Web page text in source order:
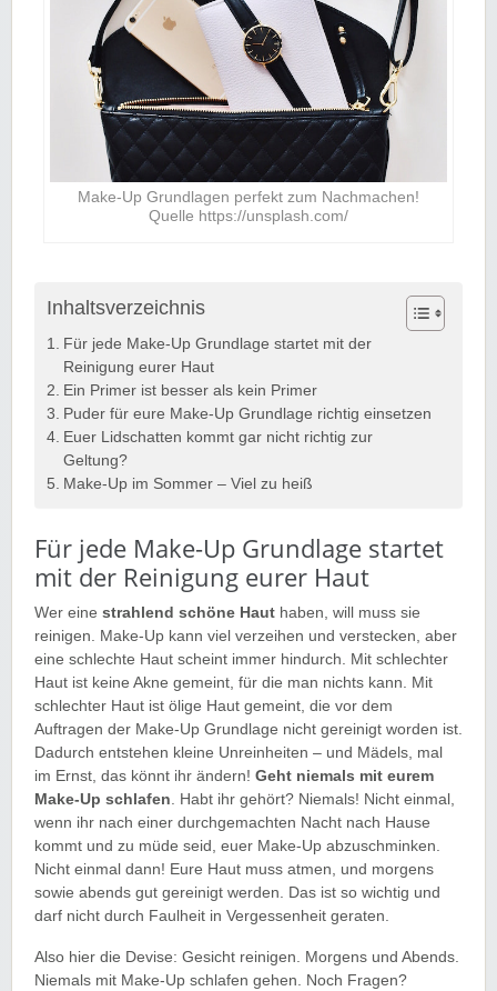
Make-Up Grundlagen perfekt zum Nachmachen!
Quelle https://unsplash.com/
Inhaltsverzeichnis
Für jede Make-Up Grundlage startet mit der
Reinigung eurer Haut
Ein Primer ist besser als kein Primer
Puder für eure Make-Up Grundlage richtig einsetzen
Euer Lidschatten kommt gar nicht richtig zur
Geltung?
Make-Up im Sommer – Viel zu heiß
Für jede Make-Up Grundlage startet
mit der Reinigung eurer Haut
Wer eine strahlend schöne Haut haben, will muss sie
reinigen. Make-Up kann viel verzeihen und verstecken, aber
eine schlechte Haut scheint immer hindurch. Mit schlechter
Haut ist keine Akne gemeint, für die man nichts kann. Mit
schlechter Haut ist ölige Haut gemeint, die vor dem
Auftragen der Make-Up Grundlage nicht gereinigt worden ist.
Dadurch entstehen kleine Unreinheiten – und Mädels, mal
im Ernst, das könnt ihr ändern! Geht niemals mit eurem
Make-Up schlafen. Habt ihr gehört? Niemals! Nicht einmal,
wenn ihr nach einer durchgemachten Nacht nach Hause
kommt und zu müde seid, euer Make-Up abzuschminken.
Nicht einmal dann! Eure Haut muss atmen, und morgens
sowie abends gut gereinigt werden. Das ist so wichtig und
darf nicht durch Faulheit in Vergessenheit geraten.
Also hier die Devise: Gesicht reinigen. Morgens und Abends.
Niemals mit Make-Up schlafen gehen. Noch Fragen?